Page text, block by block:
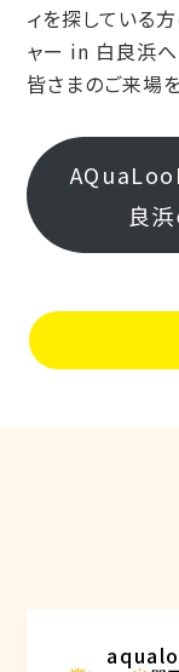
ィを探している
ャー in 白良浜へ
皆さまのご来場
良